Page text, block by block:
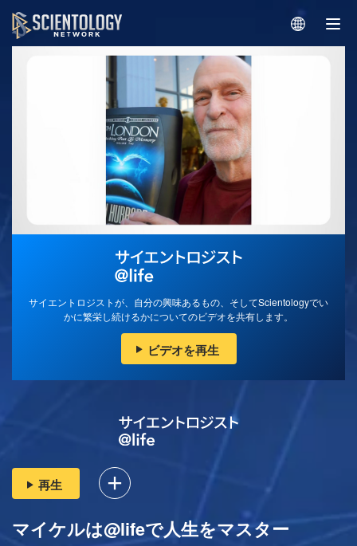
サイエントロジストが、自分の興味あるもの、そしてScientologyでい
かに繁栄し続けるかについてのビデオを共有します。
ビデオを再生
再生
マイケルは@lifeで人生をマスター